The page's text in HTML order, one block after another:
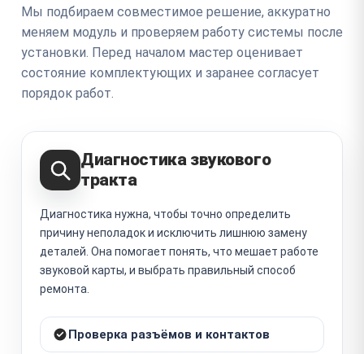
Мы подбираем совместимое решение, аккуратно
меняем модуль и проверяем работу системы после
установки. Перед началом мастер оценивает
состояние комплектующих и заранее согласует
порядок работ.
Диагностика звукового
тракта
Диагностика нужна, чтобы точно определить
причину неполадок и исключить лишнюю замену
деталей. Она помогает понять, что мешает работе
звуковой карты, и выбрать правильный способ
ремонта.
Проверка разъёмов и контактов